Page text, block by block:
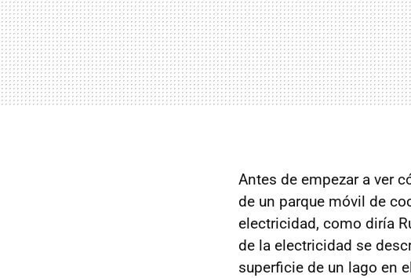
Antes de empezar a ver
de un parque móvil de
electricidad, como diría
de la electricidad se
superficie de un lago en